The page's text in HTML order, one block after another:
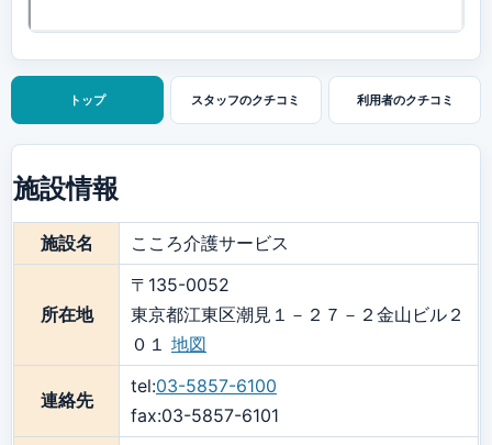
トップ スタッフのクチコミ 利用者のクチコミ
施設情報
施設名 こころ介護サービス
所在地
〒135-0052
東京都江東区潮見１－２７－２金山ビル２
０１ 地図
連絡先
tel:03-5857-6100
fax:03-5857-6101